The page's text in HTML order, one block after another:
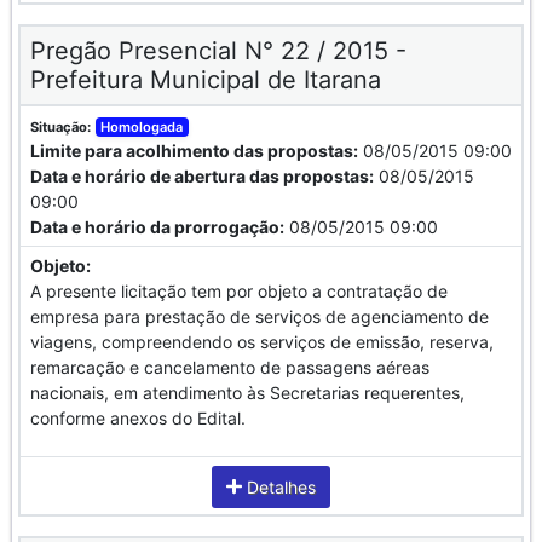
Pregão Presencial N° 22 / 2015 -
Prefeitura Municipal de Itarana
Situação: Homologada
Limite para acolhimento das propostas: 08/05/2015 09:00
Data e horário de abertura das propostas: 08/05/2015
09:00
Data e horário da prorrogação: 08/05/2015 09:00
Objeto:
A presente licitação tem por objeto a contratação de
empresa para prestação de serviços de agenciamento de
viagens, compreendendo os serviços de emissão, reserva,
remarcação e cancelamento de passagens aéreas
nacionais, em atendimento às Secretarias requerentes,
conforme anexos do Edital.
Detalhes